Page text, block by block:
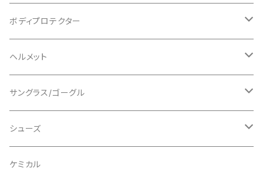
AENOMALY/アエノマリー
ALL MOUNTAIN STYLE
AVID/アヴィド
BAR MITTS/バーミッツ
BAZOOKA/バズーカ
ジャージ
ロングスリーブ
ショートスリーブ
ジャケット
ショーツ
ビブタイプ
パンツ / タイツ
上下セット
ボディプロテクター
エルボー/肘
ニー/膝
その他
ヘルメット
ロード
マウンテンバイク
フルフェイス
サングラス/ゴーグル
アクセサリー
シューズ
ロード
ケミカル